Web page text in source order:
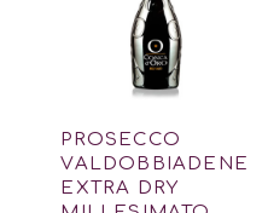
PROSECCO
VALDOBBIADENE
EXTRA DRY